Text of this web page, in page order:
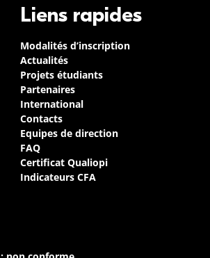
Liens rapides
Modalités d’inscription
Actualités
Projets étudiants
Partenaires
International
Contacts
Equipes de direction
FAQ
Certificat Qualiopi
Indicateurs CFA